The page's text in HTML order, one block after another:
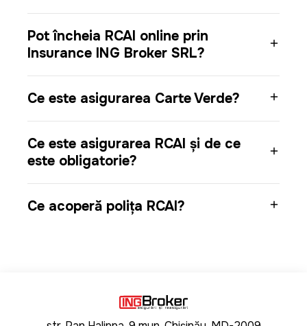
Pot încheia RCAI online prin
Insurance ING Broker SRL?
Ce este asigurarea Carte Verde?
Ce este asigurarea RCAI și de ce
este obligatorie?
Ce acoperă polița RCAI?